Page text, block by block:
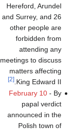
Hereford, Arundel
and Surrey, and 26
other people are
forbidden from
attending any
meetings to discuss
matters affecting
King Edward II.
[2]
February 10- By
papal verdict
announced in the
Polish town of